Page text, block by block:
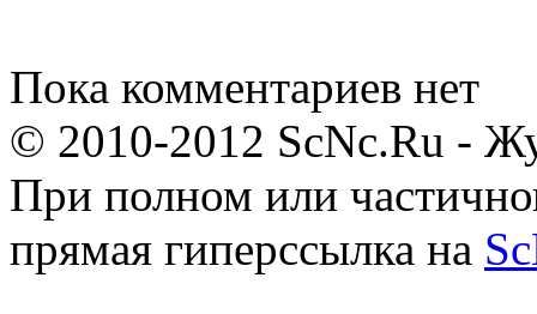
Пока комментариев нет
© 2010-2012 ScNc.Ru -
При полном или
прямая гиперссылка на